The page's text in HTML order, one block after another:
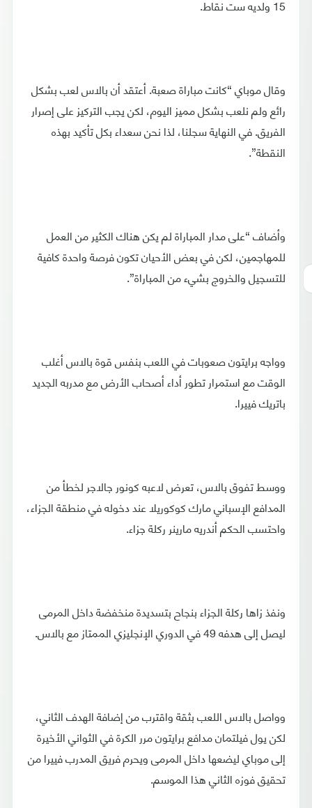
15 ولديه ست نقاط.
وقال موباي “كانت مباراة صعبة. أعتقد أن بالاس لعب بشكل
رائع ولم نلعب بشكل مميز اليوم، لكن يجب التركيز على إصرار
الفريق. في النهاية سجلنا، لذا نحن سعداء بكل تأكيد بهذه
النقطة”.
وأضاف “على مدار المباراة لم يكن هناك الكثير من العمل
للمهاجمين، لكن في بعض الأحيان تكون فرصة واحدة كافية
للتسجيل والخروج بشيء من المباراة”.
وواجه برايتون صعوبات في اللعب بنفس قوة بالاس أغلب
الوقت مع استمرار تطور أداء أصحاب الأرض مع مدربه الجديد
باتريك فييرا.
ووسط تفوق بالاس، تعرض لاعبه كونور جالاجر لخطأ من
المدافع الإسباني مارك كوكوريلا عند دخوله في منطقة الجزاء،
واحتسب الحكم أندريه مارينر ركلة جزاء.
ونفذ زاها ركلة الجزاء بنجاح بتسديدة منخفضة داخل المرمى
ليصل إلى هدفه 49 في الدوري الإنجليزي الممتاز مع بالاس.
وواصل بالاس اللعب بثقة واقترب من إضافة الهدف الثاني،
لكن يول فيلتمان مدافع برايتون مرر الكرة في الثواني الأخيرة
إلى موباي ليضعها داخل المرمى ويحرم فريق المدرب فييرا من
تحقيق فوزه الثاني هذا الموسم.